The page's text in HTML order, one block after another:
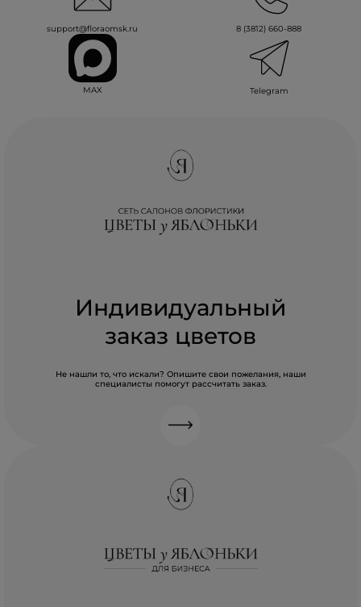
support@floraomsk.ru 8 (3812) 660-888
MAX Telegram
Индивидуальный
заказ цветов
Не нашли то, что искали? Опишите свои пожелания, наши
специалисты помогут рассчитать заказ.